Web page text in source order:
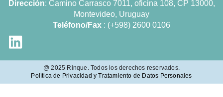
Dirección: Camino Carrasco 7011, oficina 108, CP 13000,
Montevideo, Uruguay
Teléfono/Fax : (+598) 2600 0106
@ 2025 Rinque. Todos los derechos reservados.
Política de Privacidad y Tratamiento de Datos Personales